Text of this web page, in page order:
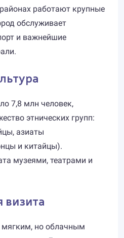
работают крупные
обслуживает
и важнейшие
7,8 млн человек,
этнических групп:
азиаты
и китайцы).
музеями, театрами и
визита
мягким, но облачным